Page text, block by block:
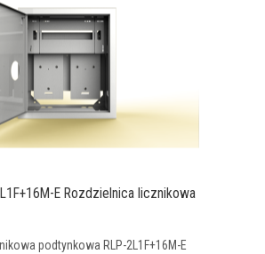
E Rozdzielnica licznikowa
podtynkowa RLP-2L1F+16M-E